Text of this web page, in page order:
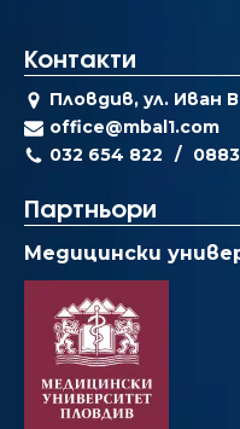
Контакти
Пловдив, ул. Иван
office@mbal1.com
032 654 822
Партньори
Медицински